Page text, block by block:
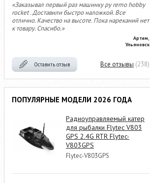
«Заказывал первый раз машинку ру remo hobby
rocket . Доставили быстро наложкой. Все
отлично. Качество на высоте. Пока нареканий нет
к товару. Спасибо.»
Артем,
Ульяновск
Оставить отзыв Все отзывы (238)
ПОПУЛЯРНЫЕ МОДЕЛИ 2026 ГОДА
Радиоуправляемый катер
для рыбалки Flytec V803
GPS 2.4G RTR Flytec-
V803GPS
Flytec-V803GPS